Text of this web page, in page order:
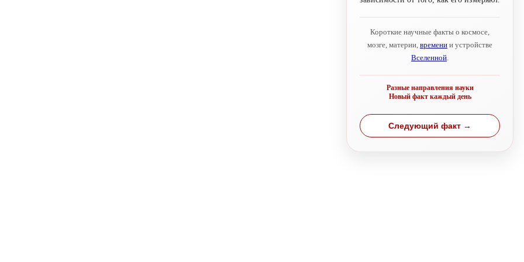
Короткие научные факты о космосе,
мозге, материи, времени и устройстве
Вселенной.
Разные направления науки
Новый факт каждый день
Следующий факт →